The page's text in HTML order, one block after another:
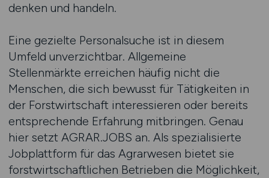
denken und handeln.
Eine gezielte Personalsuche ist in diesem
Umfeld unverzichtbar. Allgemeine
Stellenmärkte erreichen häufig nicht die
Menschen, die sich bewusst für Tätigkeiten in
der Forstwirtschaft interessieren oder bereits
entsprechende Erfahrung mitbringen. Genau
hier setzt AGRAR.JOBS an. Als spezialisierte
Jobplattform für das Agrarwesen bietet sie
forstwirtschaftlichen Betrieben die Möglichkeit,